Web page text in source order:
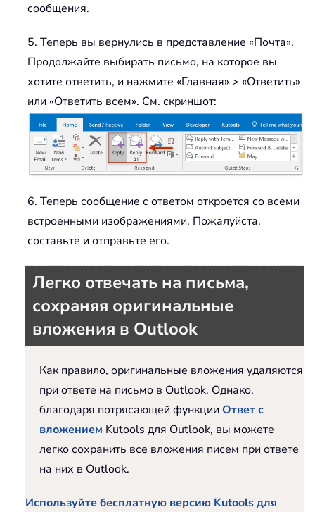
сообщения.
5. Теперь вы вернулись в представление «Почта».
Продолжайте выбирать письмо, на которое вы
хотите ответить, и нажмите «Главная» > «Ответить»
или «Ответить всем». См. скриншот:
6. Теперь сообщение с ответом откроется со всеми
встроенными изображениями. Пожалуйста,
составьте и отправьте его.
Легко отвечать на письма,
сохраняя оригинальные
вложения в Outlook
Как правило, оригинальные вложения удаляются
при ответе на письмо в Outlook. Однако,
благодаря потрясающей функции Ответ с
вложением Kutools для Outlook, вы можете
легко сохранить все вложения писем при ответе
на них в Outlook.
Используйте бесплатную версию Kutools для